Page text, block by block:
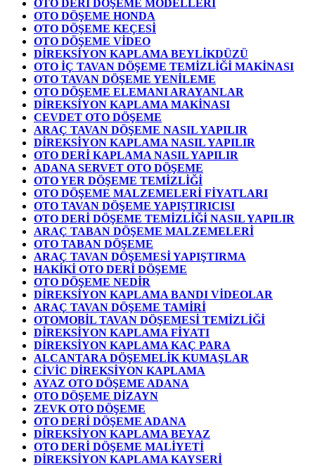
OTO DERİ DÖŞEME MODELLERİ
OTO DÖŞEME HONDA
OTO DÖŞEME KEÇESİ
OTO DÖŞEME VİDEO
DİREKSİYON KAPLAMA BEYLİKDÜZÜ
OTO İÇ TAVAN DÖŞEME TEMİZLİĞİ MAKİNASI
OTO TAVAN DÖŞEME YENİLEME
OTO DÖŞEME ELEMANI ARAYANLAR
DİREKSİYON KAPLAMA MAKİNASI
CEVDET OTO DÖŞEME
ARAÇ TAVAN DÖŞEME NASIL YAPILIR
DİREKSİYON KAPLAMA NASIL YAPILIR
OTO DERİ KAPLAMA NASIL YAPILIR
ADANA SERVET OTO DÖŞEME
OTO YER DÖŞEME TEMİZLİĞİ
OTO DÖŞEME MALZEMELERİ FİYATLARI
OTO TAVAN DÖŞEME YAPIŞTIRICISI
OTO DERİ DÖŞEME TEMİZLİĞİ NASIL YAPILIR
ARAÇ TABAN DÖŞEME MALZEMELERİ
OTO TABAN DÖŞEME
ARAÇ TAVAN DÖŞEMESİ YAPIŞTIRMA
HAKİKİ OTO DERİ DÖŞEME
OTO DÖŞEME NEDİR
DİREKSİYON KAPLAMA BANDI VİDEOLAR
ARAÇ TAVAN DÖŞEME TAMİRİ
OTOMOBİL TAVAN DÖŞEMESİ TEMİZLİĞİ
DİREKSİYON KAPLAMA FİYATI
DİREKSİYON KAPLAMA KAÇ PARA
ALCANTARA DÖŞEMELİK KUMAŞLAR
CİVİC DİREKSİYON KAPLAMA
AYAZ OTO DÖŞEME ADANA
OTO DÖŞEME DİZAYN
ZEVK OTO DÖŞEME
OTO DERİ DÖŞEME ADANA
DİREKSİYON KAPLAMA BEYAZ
OTO DERİ DÖŞEME MALİYETİ
DİREKSİYON KAPLAMA KAYSERİ